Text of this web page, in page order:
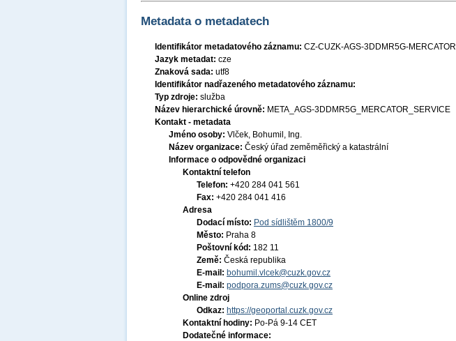
Metadata o metadatech
Identifikátor metadatového záznamu: CZ-CUZK-AGS-3DDMR5G-MERCATOR
Jazyk metadat: cze
Znaková sada: utf8
Identifikátor nadřazeného metadatového záznamu:
Typ zdroje: služba
Název hierarchické úrovně: META_AGS-3DDMR5G_MERCATOR_SERVICE
Kontakt - metadata
Jméno osoby: Vlček, Bohumil, Ing.
Název organizace: Český úřad zeměměřický a katastrální
Informace o odpovědné organizaci
Kontaktní telefon
Telefon: +420 284 041 561
Fax: +420 284 041 416
Adresa
Dodací místo: Pod sídlištěm 1800/9
Město: Praha 8
Poštovní kód: 182 11
Země: Česká republika
E-mail: bohumil.vlcek@cuzk.gov.cz
E-mail: podpora.zums@cuzk.gov.cz
Online zdroj
Odkaz: https://geoportal.cuzk.gov.cz
Kontaktní hodiny: Po-Pá 9-14 CET
Dodatečné informace: